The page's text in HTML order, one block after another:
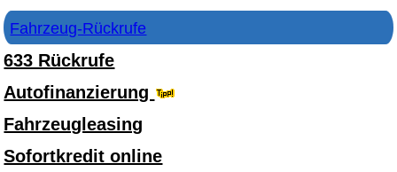
Fahrzeug-Rückrufe
633 Rückrufe
Autofinanzierung
Fahrzeugleasing
Sofortkredit online